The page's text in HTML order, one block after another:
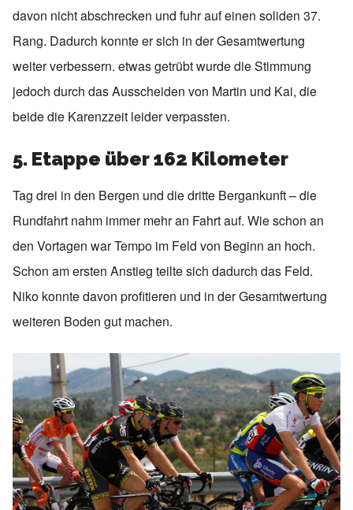
davon nicht abschrecken und fuhr auf einen soliden 37.
Rang. Dadurch konnte er sich in der Gesamtwertung
weiter verbessern. etwas getrübt wurde die Stimmung
jedoch durch das Ausscheiden von Martin und Kai, die
beide die Karenzzeit leider verpassten.
5. Etappe über 162 Kilometer
Tag drei in den Bergen und die dritte Bergankunft – die
Rundfahrt nahm immer mehr an Fahrt auf. Wie schon an
den Vortagen war Tempo im Feld von Beginn an hoch.
Schon am ersten Anstieg teilte sich dadurch das Feld.
Niko konnte davon profitieren und in der Gesamtwertung
weiteren Boden gut machen.